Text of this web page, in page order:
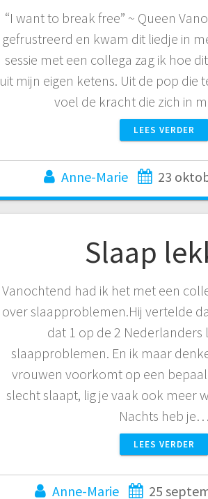
“I want to break free” ~ Queen
gefrustreerd en kwam dit liedje in
sessie met een collega zag ik hoe
uit mijn eigen ketens. Uit de pop die
voel de kracht die zich in
LEES VERDER
Anne-Marie 23
Slaap
Vanochtend had ik het met een
over slaapproblemen.Hij vertelde
dat 1 op de 2 Nederlanders
slaapproblemen. En ik maar
vrouwen voorkomt op een
slecht slaapt, lig je vaak ook meer
Nachts heb je…
LEES VERDER
Anne-Marie 25